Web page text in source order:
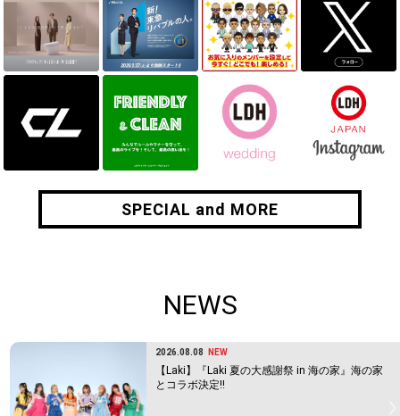
SPECIAL and MORE
SPECIAL and MORE
NEWS
2026.08.08 NEW
【Laki】『Laki 夏の大感謝祭 in 海の家』海の家
とコラボ決定!!